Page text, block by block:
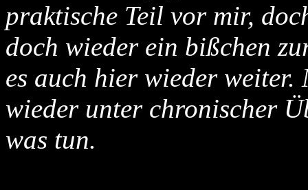
praktische Teil vor mir,
doch wieder ein bißchen
es auch hier wieder
wieder unter chronischer
was tun.